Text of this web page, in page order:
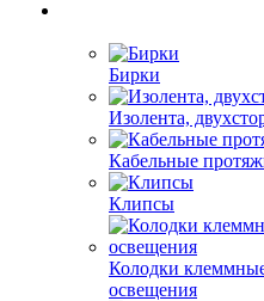
Бирки
Изолента,
Кабельные
Клипсы
Колодки
освещения